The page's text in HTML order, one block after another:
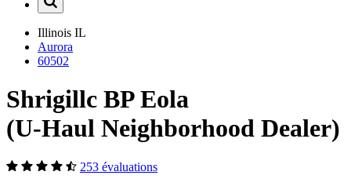
Illinois IL
Aurora
60502
Shrigillc BP Eola
(U-Haul Neighborhood Dealer)
253 évaluations